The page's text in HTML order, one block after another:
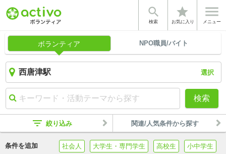

検索
star
お気に入り

メニュー
ボランティア NPO職員/バイト
選択
検索
filter_list 絞り込み 関連/人気条件から探す
条件を追加 社会人 大学生・専門学生 高校生 小中学生